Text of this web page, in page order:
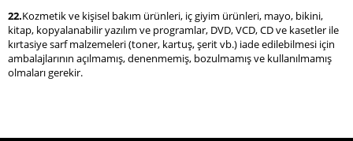
22.Kozmetik ve kişisel bakım ürünleri, iç giyim ürünleri, mayo, bikini,
kitap, kopyalanabilir yazılım ve programlar, DVD, VCD, CD ve kasetler ile
kırtasiye sarf malzemeleri (toner, kartuş, şerit vb.) iade edilebilmesi için
ambalajlarının açılmamış, denenmemiş, bozulmamış ve kullanılmamış
olmaları gerekir.